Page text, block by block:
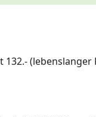
132.- (lebenslanger